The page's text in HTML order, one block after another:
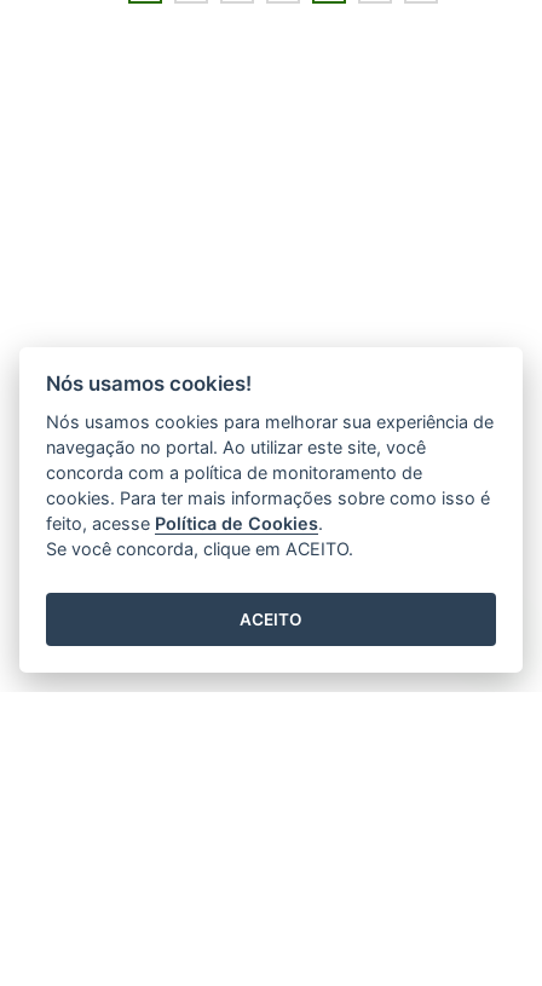
Nós usamos cookies!
Nós usamos cookies para melhorar sua experiência de
navegação no portal. Ao utilizar este site, você
concorda com a política de monitoramento de
cookies. Para ter mais informações sobre como isso é
feito, acesse Política de Cookies.
Se você concorda, clique em ACEITO.
ACEITO